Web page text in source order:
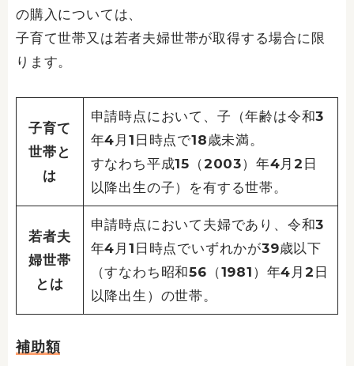
の購入については、
子育て世帯又は若者夫婦世帯が取得する場合に限
ります。
子育て
世帯と
は
申請時点において、子（年齢は令和3
年4月1日時点で18歳未満。
すなわち平成15（2003）年4月2日
以降出生の子）を有する世帯。
若者夫
婦世帯
とは
申請時点において夫婦であり、令和3
年4月1日時点でいずれかが39歳以下
（すなわち昭和56（1981）年4月2日
以降出生）の世帯。
補助額